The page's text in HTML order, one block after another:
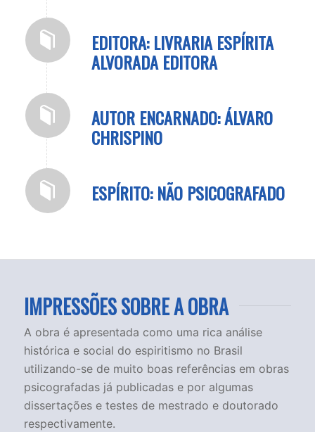
EDITORA: LIVRARIA ESPÍRITA
ALVORADA EDITORA
AUTOR ENCARNADO: ÁLVARO
CHRISPINO
ESPÍRITO: NÃO PSICOGRAFADO
IMPRESSÕES SOBRE A OBRA
A obra é apresentada como uma rica análise
histórica e social do espiritismo no Brasil
utilizando-se de muito boas referências em obras
psicografadas já publicadas e por algumas
dissertações e testes de mestrado e doutorado
respectivamente.